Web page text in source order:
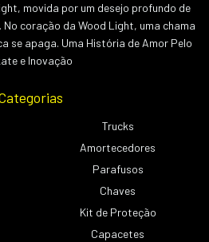
movida por um desejo profundo de
coração da Wood Light, uma chama
se apaga. Uma História de Amor Pelo
e Inovação
Trucks
Amortecedores
Parafusos
Chaves
Kit de Proteção
Capacetes